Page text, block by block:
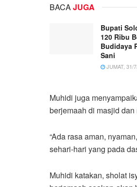
BACAJUGA
Bupati
120 Ribu
Budidaya
Sani
JUMAT, 31/
Muhidi juga
berjemaah di masjid
“Ada rasa aman,
sehari-hari yang pada
Muhidi katakan, sholat